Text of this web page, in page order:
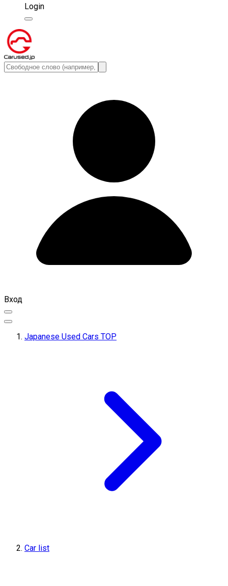
Login
Вход
Japanese Used Cars TOP
Car list